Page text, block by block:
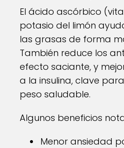
El ácido ascórbico
potasio del limón
las grasas de forma
También reduce los
efecto saciante, y
a la insulina, clave
peso saludable.
Algunos beneficios
Menor ansiedad